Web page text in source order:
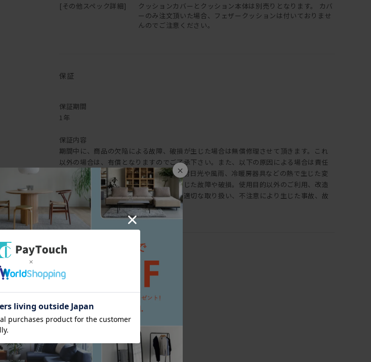
×
クッションで遊び心を出してみるのも良いかもしれませんね！
[その他スペック詳細]
クッションカバーとクッション本体は別売りとなります。 カバ
ーのみ注文頂いた場合、フェザークッションは付いておりませ
んのでご注意ください。
保証
保証期間
1年
保証内容
期間中に、商品の欠陥による故障、破損が生じた場合は無償修理させて頂きます。これ
以外の場合は、有償となりますのでご了承下さい。また、以下の原因による場合は責任
を負いかねますので、ご了承下さい。直射日光や風雨、冷暖房器具などの熱で生じた変
形、変色。納入後の移動や輸送により生じた故障や破損。使用目的以外のご利用、改造
等により生じた事故や破損。その他、不適切な取り扱い、不注意により生じた事故、故
障および破損。
ブランド
スウィッチ
SWITCH